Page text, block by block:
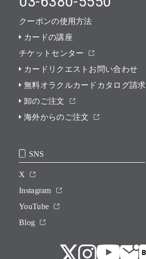
クーポンの使用方法
カードの講座
チケットセンター
カードリクエストお問い合わせ
無料オラクルカードカタログ請求
卸のご注文
海外からのご注文
SNS
X
Instagram
YouTube
Blog